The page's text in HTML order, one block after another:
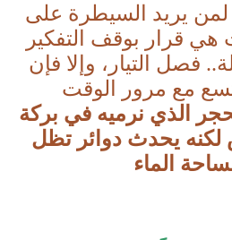
لمن يريد السيطرة على
قرار بوقف التفكير
فصل التيار، وإلا فإن
مع مرور الوقت
الذي نرميه في بركة
لكنه يحدث دوائر تظل
الماء